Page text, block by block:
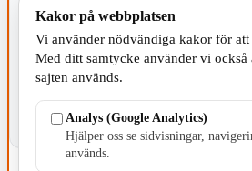
KOMMUNEN
Kakor på webbplatsen
Vi använder nödvändiga kakor för att
Med ditt samtycke använder vi
sajten används.
Analys (Google Analytics)
Hjälper oss se sidvisningar,
används.